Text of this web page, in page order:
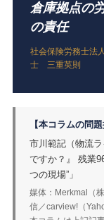
倉庫拠点の
の責任
社会保険労務士法
士 三重英則
【本コラムの問
市川範記（物流
ですか？』 残業
つの現場”」
媒体：Merkmal（
信／carview!（